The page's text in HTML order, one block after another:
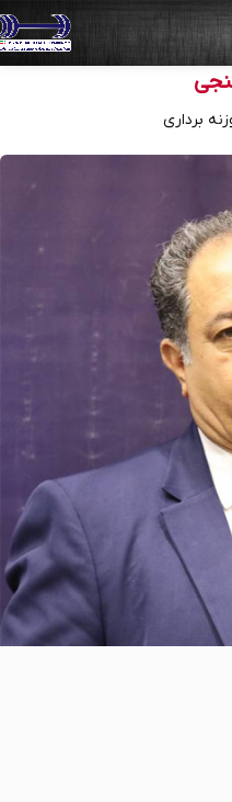
اسلامی ایران
برداری